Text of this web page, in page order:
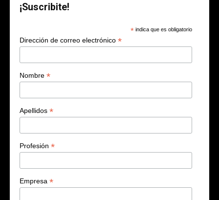
¡Suscribite!
* indica que es obligatorio
Dirección de correo electrónico *
Nombre *
Apellidos *
Profesión *
Empresa *